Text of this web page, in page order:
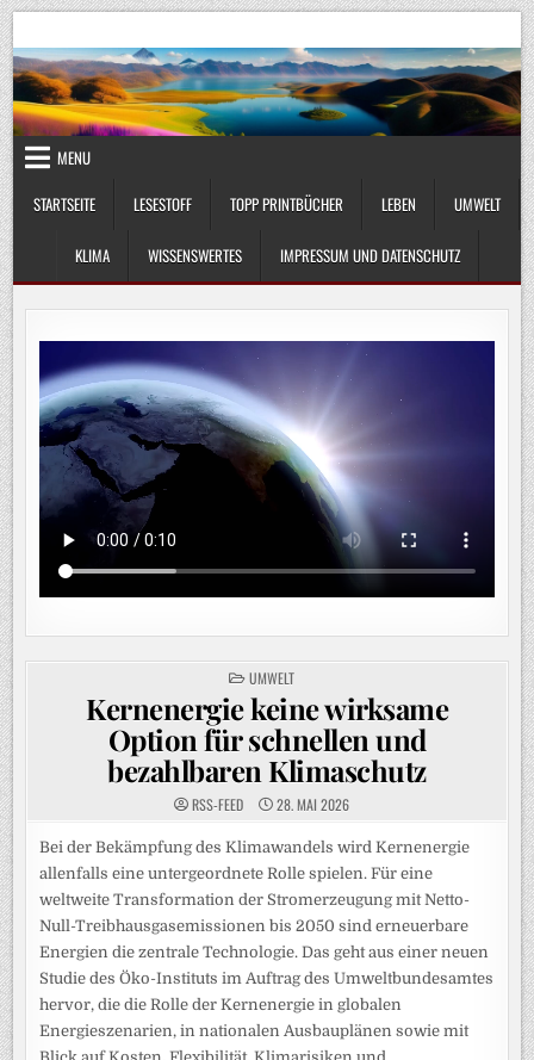
Skip
to
content
UmweltKlima.com
MENU
STARTSEITE
LESESTOFF TOPP PRINTBÜCHER LEBEN UMWELT
KLIMA WISSENSWERTES IMPRESSUM UND DATENSCHUTZ
POSTED
IN
UMWELT
Kernenergie keine wirksame
Option für schnellen und
bezahlbaren Klimaschutz
RSS-FEED 28. MAI 2026
Bei der Bekämpfung des Klimawandels wird Kernenergie
allenfalls eine untergeordnete Rolle spielen. Für eine
weltweite Transformation der Stromerzeugung mit Netto-
Null-Treibhausgasemissionen bis 2050 sind erneuerbare
Energien die zentrale Technologie. Das geht aus einer neuen
Studie des Öko-Instituts im Auftrag des Umweltbundesamtes
hervor, die die Rolle der Kernenergie in globalen
Energieszenarien, in nationalen Ausbauplänen sowie mit